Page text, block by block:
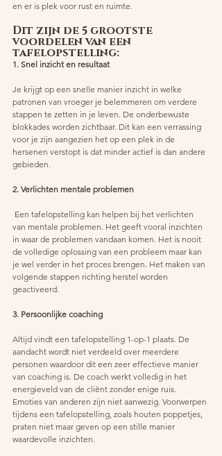
en er is plek voor rust en ruimte.
Dit zijn de 5 grootste
voordelen van een
tafelopstelling:
1. Snel inzicht en resultaat
Je krijgt op een snelle manier inzicht in welke
patronen van vroeger je belemmeren om verdere
stappen te zetten in je leven. De onderbewuste
blokkades worden zichtbaar. Dit kan een verrassing
voor je zijn aangezien het op een plek in de
hersenen verstopt is dat minder actief is dan andere
gebieden.
2. Verlichten mentale problemen
van mentale problemen. Het geeft vooral inzichten
in waar de problemen vandaan komen. Het is nooit
de volledige oplossing van een probleem maar kan
je wel verder in het proces brengen. Het maken van
volgende stappen richting herstel worden
geactiveerd.
3. Persoonlijke coaching
Altijd vindt een tafelopstelling 1-op-1 plaats. De
aandacht wordt niet verdeeld over meerdere
personen waardoor dit een zeer effectieve manier
van coaching is. De coach werkt volledig in het
energieveld van de cliënt zonder enige ruis.
Emoties van anderen zijn niet aanwezig. Voorwerpen
tijdens een tafelopstelling, zoals houten poppetjes,
praten niet maar geven op een stille manier
waardevolle inzichten.